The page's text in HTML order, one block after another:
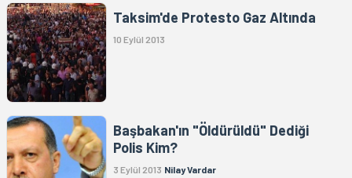
Taksim'de Protesto Gaz Altında
10 Eylül 2013
Başbakan'ın "Öldürüldü" Dediği
Polis Kim?
3 Eylül 2013 Nilay Vardar